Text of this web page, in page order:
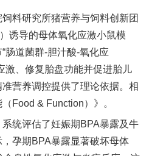
料研究所猪营养与饲料创新团
诱导的母体氧化应激小鼠模
肠道菌群-胆汁酸-氧化应
激、修复胎盘功能并促进胎儿
营养调控提供了理论依据。相
Food & Function）》。
统评估了妊娠期BPA暴露及牛
孕期BPA暴露显著破坏母体